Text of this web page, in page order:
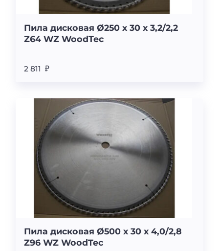
Пила дисковая Ø250 х 30 х 3,2/2,2
Z64 WZ WoodTec
2 811 ₽
Пила дисковая Ø500 х 30 х 4,0/2,8
Z96 WZ WoodTec